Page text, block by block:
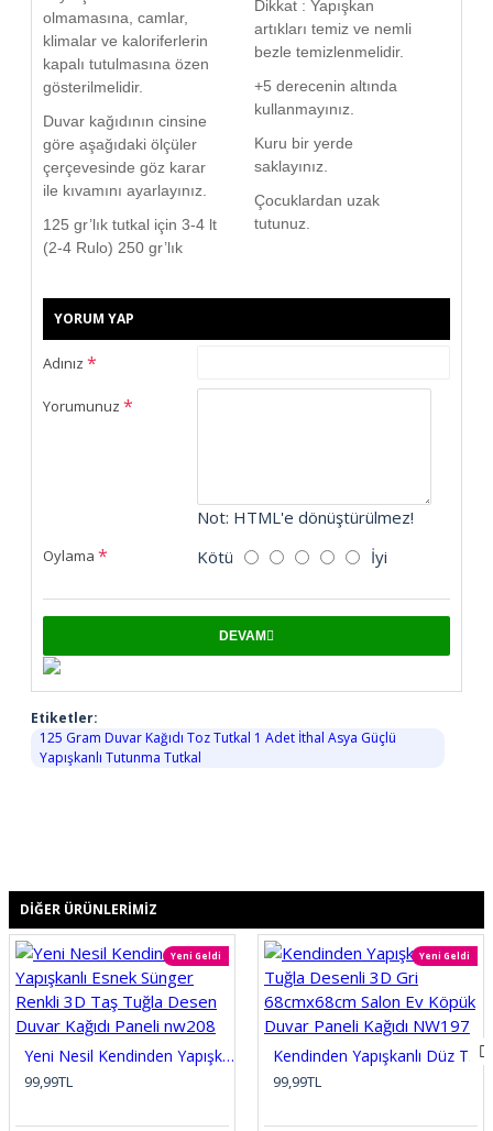
olmamasına, camlar,
klimalar ve kaloriferlerin
kapalı tutulmasına özen
gösterilmelidir.
Duvar kağıdının cinsine
göre aşağıdaki ölçüler
çerçevesinde göz karar
ile kıvamını ayarlayınız.
125 gr’lık tutkal için 3-4 lt
(2-4 Rulo) 250 gr’lık
Dikkat : Yapışkan
artıkları temiz ve nemli
bezle temizlenmelidir.
+5 derecenin altında
kullanmayınız.
Kuru bir yerde
saklayınız.
Çocuklardan uzak
tutunuz.
YORUM YAP
Adınız
Yorumunuz
Not: HTML'e dönüştürülmez!
Oylama Kötü İyi
DEVAM
Etiketler:
125 Gram Duvar Kağıdı Toz Tutkal 1 Adet İthal Asya Güçlü
Yapışkanlı Tutunma Tutkal
DIĞER ÜRÜNLERIMIZ
Yeni Geldi
Yeni Nesil Kendinden Yapışkanlı Esnek Sünger Renkli 3D Taş Tuğla Desen Duvar Kağıdı Paneli nw208
99,99TL
Yeni Geldi
Kendinden Yapışkanlı Düz Tuğla Desenli 3D Gri 68cmx68cm Salon Ev Köpük Duvar Paneli Kağıdı NW197
99,99TL